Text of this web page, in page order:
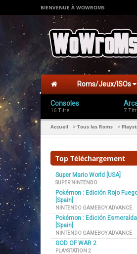
BIENVENUE À WOWROMS
Roms/Jeux/ISOs
Consoles
16 Titre 7
Accueil > Tous les Roms >
Top Téléchargement
Super Mario World [USA]
SUPER NINTENDO
Pokémon : Edición Rojo
[Spain]
NINTENDO GAMEBOY ADVANCE
Pokémon : Edición Esmeralda
[Spain]
NINTENDO GAMEBOY ADVANCE
GOD OF WAR 2
PLAYSTATION 2